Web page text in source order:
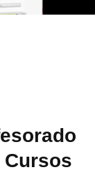
Cursos